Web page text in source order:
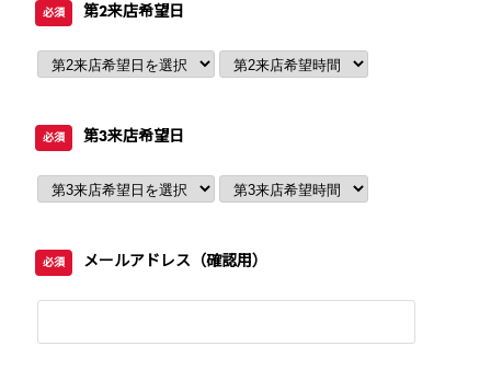
必須 第2来店希望日
必須 第3来店希望日
必須 メールアドレス（確認用）